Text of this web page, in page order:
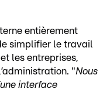
entièrement
simplifier le travail
les entreprises,
"Nous
interface